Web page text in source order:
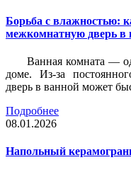
Борьба с влажностью:
межкомнатную дверь в
Ванная комната —
доме. Из-за
дверь в ванной может
Подробнее
08.01.2026
Напольный